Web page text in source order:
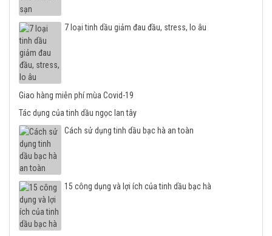
7 loại tinh dầu giảm đau đầu, stress, lo âu
Giao hàng miễn phí mùa Covid-19
Tác dụng của tinh dầu ngọc lan tây
Cách sử dụng tinh dầu bạc hà an toàn
15 công dụng và lợi ích của tinh dầu bạc hà